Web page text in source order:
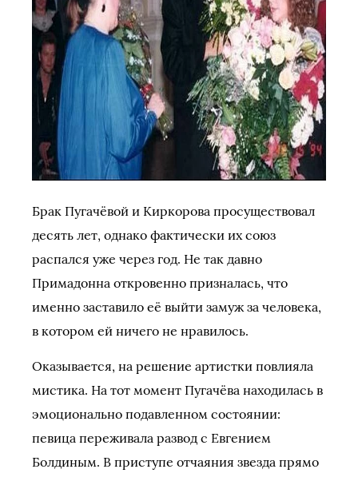
Брак Пугачёвой и Киркорова просуществовал
десять лет, однако фактически их союз
распался уже через год. Не так давно
Примадонна откровенно призналась, что
именно заставило её выйти замуж за человека,
в котором ей ничего не нравилось.
Оказывается, на решение артистки повлияла
мистика. На тот момент Пугачёва находилась в
эмоционально подавленном состоянии:
певица переживала развод с Евгением
Болдиным. В приступе отчаяния звезда прямо